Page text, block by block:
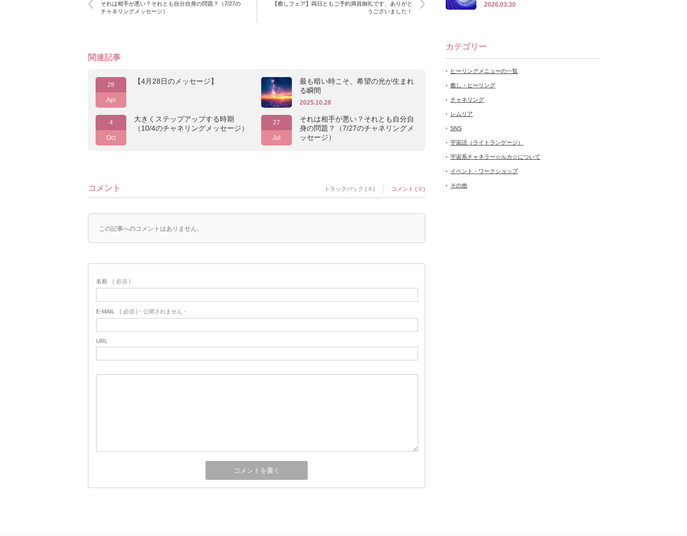
それは相手が悪い？それとも自分自身の問題？（7/27の
チャネリングメッセージ）
【癒しフェア】両日ともご予約満員御礼です、ありがと
うございました！
関連記事
28
Apr
【4月28日のメッセージ】
最も暗い時こそ、希望の光が生まれ
る瞬間
2025.10.28
4
Oct
大きくステップアップする時期
（10/4のチャネリングメッセージ）
27
Jul
それは相手が悪い？それとも自分自
身の問題？（7/27のチャネリングメ
ッセージ）
コメント トラックバック ( 0 ) コメント ( 0 )
この記事へのコメントはありません。
名前 ( 必須 )
E-MAIL ( 必須 ) - 公開されません -
URL
2026.03.30
カテゴリー
ヒーリングメニューの一覧
癒し・ヒーリング
チャネリング
レムリア
SNS
宇宙語（ライトランゲージ）
宇宙系チャネラー☆ルカ☆について
イベント・ワークショップ
その他